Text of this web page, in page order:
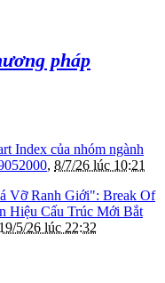
pháp
Index của nhóm ngành
, 8/7/26 lúc 10:21
Vỡ Ranh Giới": Break Of
Hiệu Cấu Trúc Mới Bắt
19/5/26 lúc 22:32